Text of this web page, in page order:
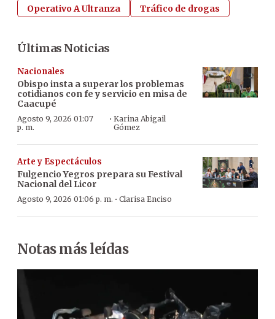
Operativo A Ultranza
Tráfico de drogas
Últimas Noticias
Nacionales
Obispo insta a superar los problemas
cotidianos con fe y servicio en misa de
Caacupé
Agosto 9, 2026 01:07
p. m.
·Karina Abigail
Gómez
Arte y Espectáculos
Fulgencio Yegros prepara su Festival
Nacional del Licor
Agosto 9, 2026 01:06 p. m. · Clarisa Enciso
Notas más leídas